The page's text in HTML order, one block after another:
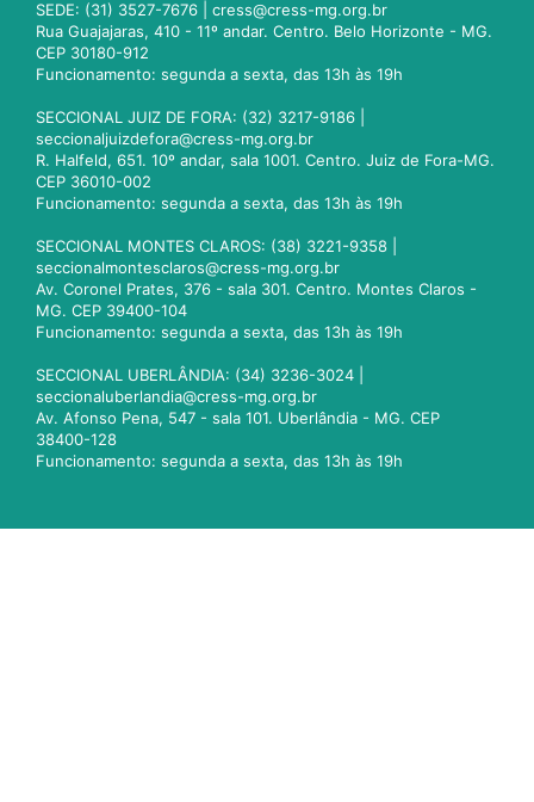
SEDE: (31) 3527-7676 | cress@cress-mg.org.br
Rua Guajajaras, 410 - 11º andar. Centro. Belo Horizonte - MG.
CEP 30180-912
Funcionamento: segunda a sexta, das 13h às 19h
SECCIONAL JUIZ DE FORA: (32) 3217-9186 |
seccionaljuizdefora@cress-mg.org.br
R. Halfeld, 651. 10º andar, sala 1001. Centro. Juiz de Fora-MG.
CEP 36010-002
Funcionamento: segunda a sexta, das 13h às 19h
SECCIONAL MONTES CLAROS: (38) 3221-9358 |
seccionalmontesclaros@cress-mg.org.br
Av. Coronel Prates, 376 - sala 301. Centro. Montes Claros -
MG. CEP 39400-104
Funcionamento: segunda a sexta, das 13h às 19h
SECCIONAL UBERLÂNDIA: (34) 3236-3024 |
seccionaluberlandia@cress-mg.org.br
Av. Afonso Pena, 547 - sala 101. Uberlândia - MG. CEP
38400-128
Funcionamento: segunda a sexta, das 13h às 19h